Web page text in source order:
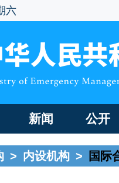
六
新闻 公开
> 内设机构 > 国际